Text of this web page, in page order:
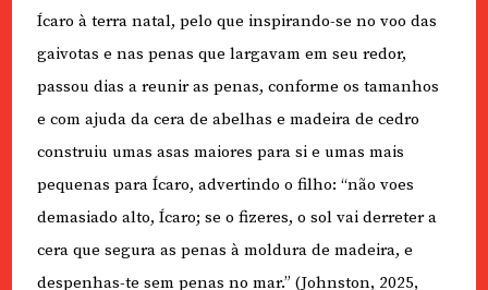
Ícaro à terra natal, pelo que inspirando-se no voo das
gaivotas e nas penas que largavam em seu redor,
passou dias a reunir as penas, conforme os tamanhos
e com ajuda da cera de abelhas e madeira de cedro
construiu umas asas maiores para si e umas mais
pequenas para Ícaro, advertindo o filho: “não voes
demasiado alto, Ícaro; se o fizeres, o sol vai derreter a
cera que segura as penas à moldura de madeira, e
despenhas-te sem penas no mar.” (Johnston, 2025,